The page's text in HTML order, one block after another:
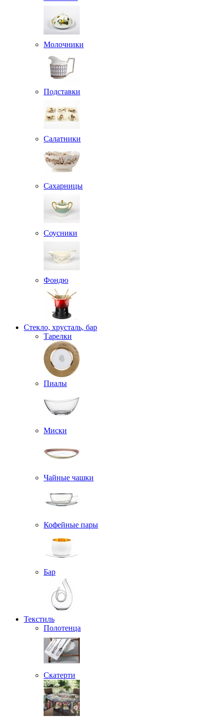
Молочники
Подставки
Салатники
Сахарницы
Соусники
Фондю
Стекло, хрусталь, бар
Тарелки
Пиалы
Миски
Чайные чашки
Кофейные пары
Бар
Текстиль
Полотенца
Скатерти